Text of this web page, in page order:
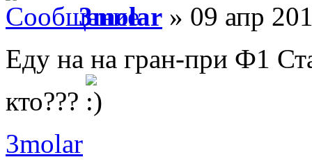
3molar » 09 апр
Еду на на гран-при Ф1
кто???
3molar